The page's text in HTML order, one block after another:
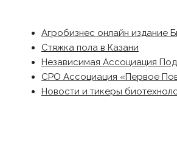
Агробизнес онлайн издание
Стяжка пола в Казани
Независимая Ассоциация
СРО Ассоциация «Первое
Новости и тикеры